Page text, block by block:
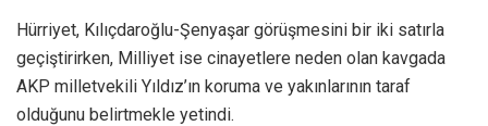
Hürriyet, Kılıçdaroğlu-Şenyaşar görüşmesini bir iki satırla
geçiştirirken, Milliyet ise cinayetlere neden olan kavgada
AKP milletvekili Yıldız’ın koruma ve yakınlarının taraf
olduğunu belirtmekle yetindi.